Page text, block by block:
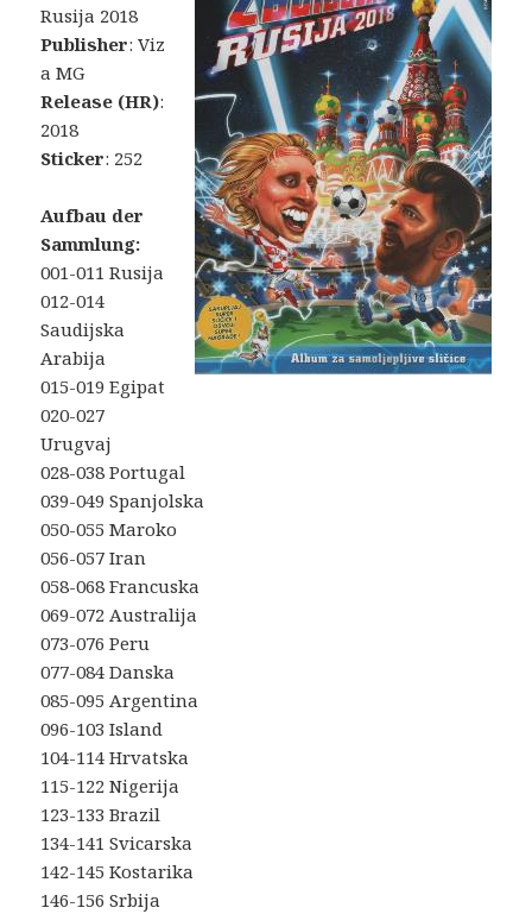
Rusija 2018
Publisher: Viz
a MG
Release (HR):
2018
Sticker: 252
Aufbau der
Sammlung:
001-011 Rusija
012-014
Saudijska
Arabija
015-019 Egipat
020-027
Urugvaj
028-038 Portugal
039-049 Spanjolska
050-055 Maroko
056-057 Iran
058-068 Francuska
069-072 Australija
073-076 Peru
077-084 Danska
085-095 Argentina
096-103 Island
104-114 Hrvatska
115-122 Nigerija
123-133 Brazil
134-141 Svicarska
142-145 Kostarika
146-156 Srbija